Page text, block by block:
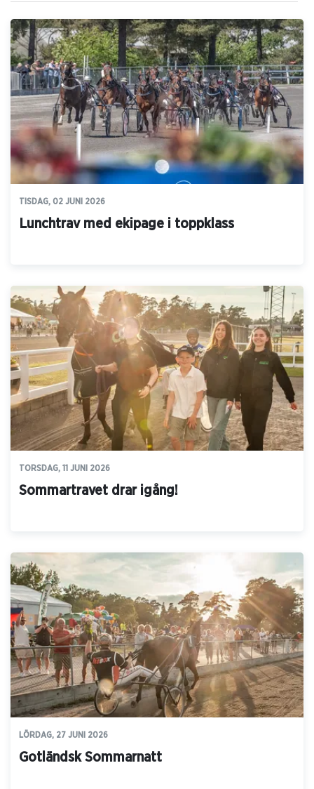
TISDAG, 02 JUNI 2026
Lunchtrav med ekipage i toppklass
TORSDAG, 11 JUNI 2026
Sommartravet drar igång!
LÖRDAG, 27 JUNI 2026
Gotländsk Sommarnatt